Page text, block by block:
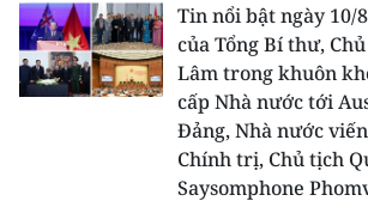
VỀ BÁO NHÂN DÂN
THỜI NAY
NHÂN DÂN CUỐI TUẦN
NHÂN DÂN HẰNG THÁNG
Tin nổi bật ngày 10/
của Tổng Bí thư,
Lâm trong khuôn
cấp Nhà nước tới
Đảng, Nhà nước
Chính trị, Chủ tịch
Saysomphone